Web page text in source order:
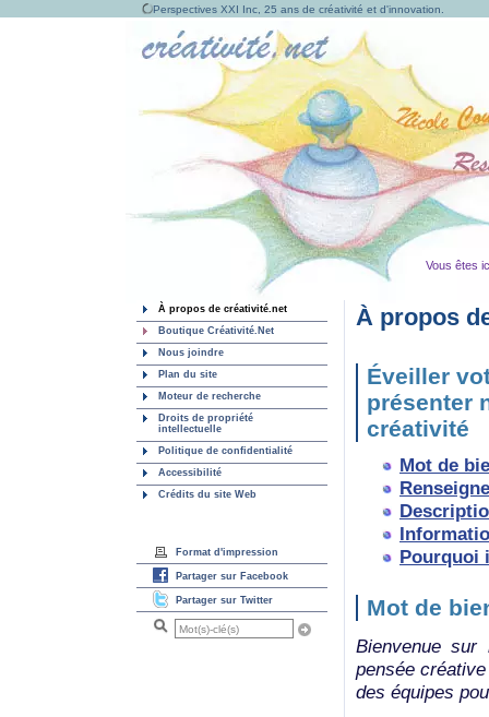
Perspectives XXI Inc, 25 ans de créativité et d'innovation.
Vous êtes
À propos de créativité.net
Boutique Créativité.Net
Nous joindre
Plan du site
Moteur de recherche
Droits de propriété
intellectuelle
Politique de confidentialité
Accessibilité
Crédits du site Web
Format d'impression
Partager sur Facebook
Partager sur Twitter
À propos
Éveiller
présenter
créativité
Mot de
Pourquoi
Mot de
Bienvenue
pensée
des équipes